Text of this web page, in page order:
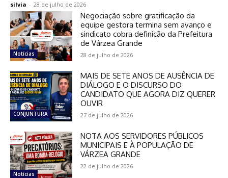
silvia - 28 de julho de 2026
Notícias
Negociação sobre gratificação da
equipe gestora termina sem avanço e
sindicato cobra definição da Prefeitura
de Várzea Grande
28 de julho de 2026
CONJUNTURA
MAIS DE SETE ANOS DE AUSÊNCIA DE
DIÁLOGO E O DISCURSO DO
CANDIDATO QUE AGORA DIZ QUERER
OUVIR
27 de julho de 2026
Notícias
NOTA AOS SERVIDORES PÚBLICOS
MUNICIPAIS E À POPULAÇÃO DE
VÁRZEA GRANDE
22 de julho de 2026